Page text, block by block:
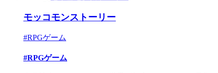
モッコモンストーリー
#RPGゲーム
#RPGゲーム